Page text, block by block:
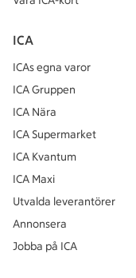
ICA
ICAs egna varor
ICA Gruppen
ICA Nära
ICA Supermarket
ICA Kvantum
ICA Maxi
Utvalda leverantörer
Annonsera
Jobba på ICA